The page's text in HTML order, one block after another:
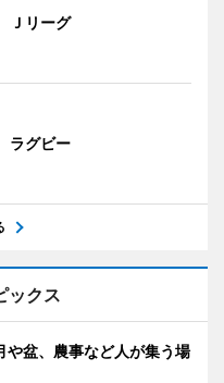
Ｊリーグ
ラグビー
ックス
盆、農事など人が集う場